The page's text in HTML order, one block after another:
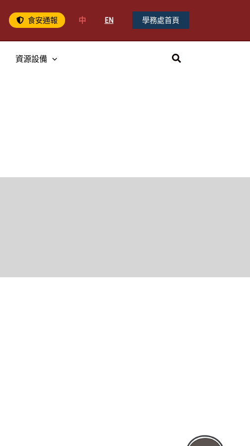
食安通報 中 EN 學務處首頁
資源設備
搜